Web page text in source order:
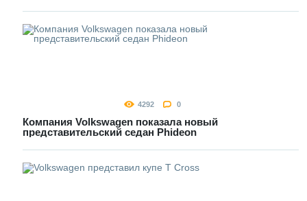
4292 0
Компания Volkswagen показала новый
представительский седан Phideon